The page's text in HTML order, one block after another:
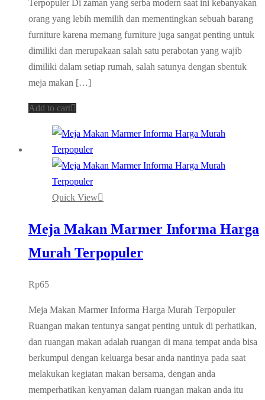
Terpopuler Di zaman yang serba modern saat ini kebanyakan
orang yang lebih memilih dan mementingkan sebuah barang
furniture karena memang furniture juga sangat penting untuk
dimiliki dan merupakaan salah satu perabotan yang wajib
dimiliki dalam setiap rumah, salah satunya dengan sbentuk
meja makan […]
Add to cart
Quick View
Meja Makan Marmer Informa Harga
Murah Terpopuler
Rp65
Meja Makan Marmer Informa Harga Murah Terpopuler
Ruangan makan tentunya sangat penting untuk di perhatikan,
dan ruangan makan adalah ruangan di mana tempat anda bisa
berkumpul dengan keluarga besar anda nantinya pada saat
melakukan kegiatan makan bersama, dengan anda
memperhatikan kenyaman dalam ruangan makan anda itu